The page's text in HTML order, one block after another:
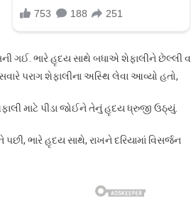
ગઈ. ભારે હૃદય સાથે બધાએ શેફાલીને છેલ્લી
પરાગ શેફાલીના અસ્થિ લેવા આવ્યો હતો,
માટે પીડા જોઈને તેનું હૃદય ધ્રુજી ઉઠ્યું.
ભારે હૃદય સાથે, રાખને દરિયામાં વિસર્જન